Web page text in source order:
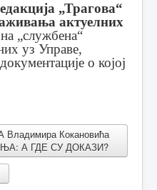
„Трагова“
актуелних
„службена“
уз Управе,
о којој
Кокановића
А ГДЕ СУ ДОКАЗИ?